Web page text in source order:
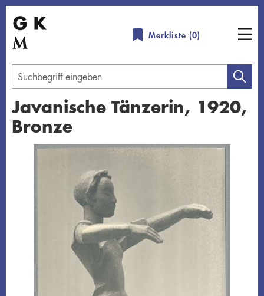
Direkt
zum
Inhalt
Merkliste (0)
Geben
Sie
einen
Suchbegriff
Javanische Tänzerin, 1920,
Bronze